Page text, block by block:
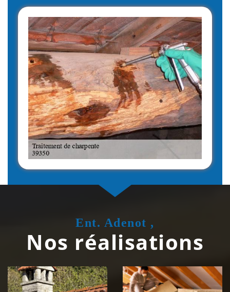
Ent. Adenot ,
Nos réalisations
Couvreur
zingueur 39
Isolation de
toiture 39